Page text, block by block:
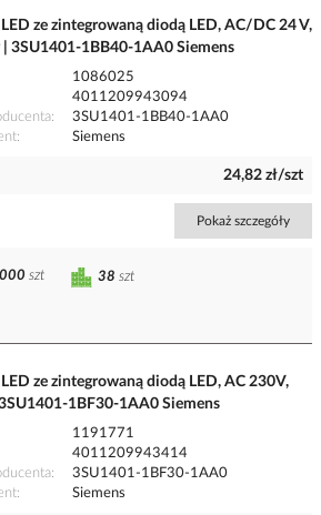
LED ze zintegrowaną diodą LED, AC/DC 24 V,
| 3SU1401-1BB40-1AA0 Siemens
1086025
4011209943094
3SU1401-1BB40-1AA0
Siemens
24,82 zł/szt
Pokaż szczegóły
38 szt
szt
LED ze zintegrowaną diodą LED, AC 230V,
1BF30-1AA0 Siemens
1191771
4011209943414
3SU1401-1BF30-1AA0
Siemens